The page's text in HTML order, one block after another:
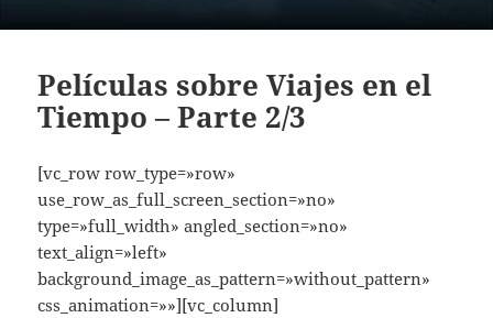
Películas sobre Viajes en el
Tiempo – Parte 2/3
[vc_row row_type=»row»
use_row_as_full_screen_section=»no»
type=»full_width» angled_section=»no»
text_align=»left»
background_image_as_pattern=»without_pattern»
css_animation=»»][vc_column]